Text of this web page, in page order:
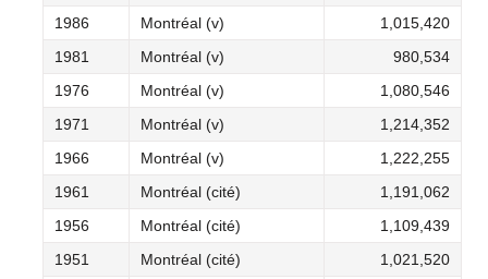
1986
Montréal (v)
1,015,420
1981
Montréal (v)
980,534
1976
Montréal (v)
1,080,546
1971
Montréal (v)
1,214,352
1966
Montréal (v)
1,222,255
1961
Montréal (cité)
1,191,062
1956
Montréal (cité)
1,109,439
1951
Montréal (cité)
1,021,520